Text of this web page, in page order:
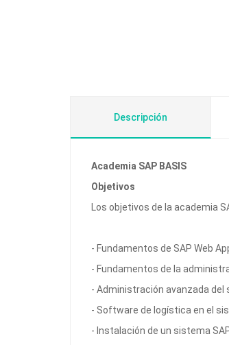
Descripción
Academia SAP BASIS
Objetivos
Los objetivos de la academia
- Fundamentos de SAP Web
- Fundamentos de la
- Administración avanzada del
- Software de logística en el
- Instalación de un sistema